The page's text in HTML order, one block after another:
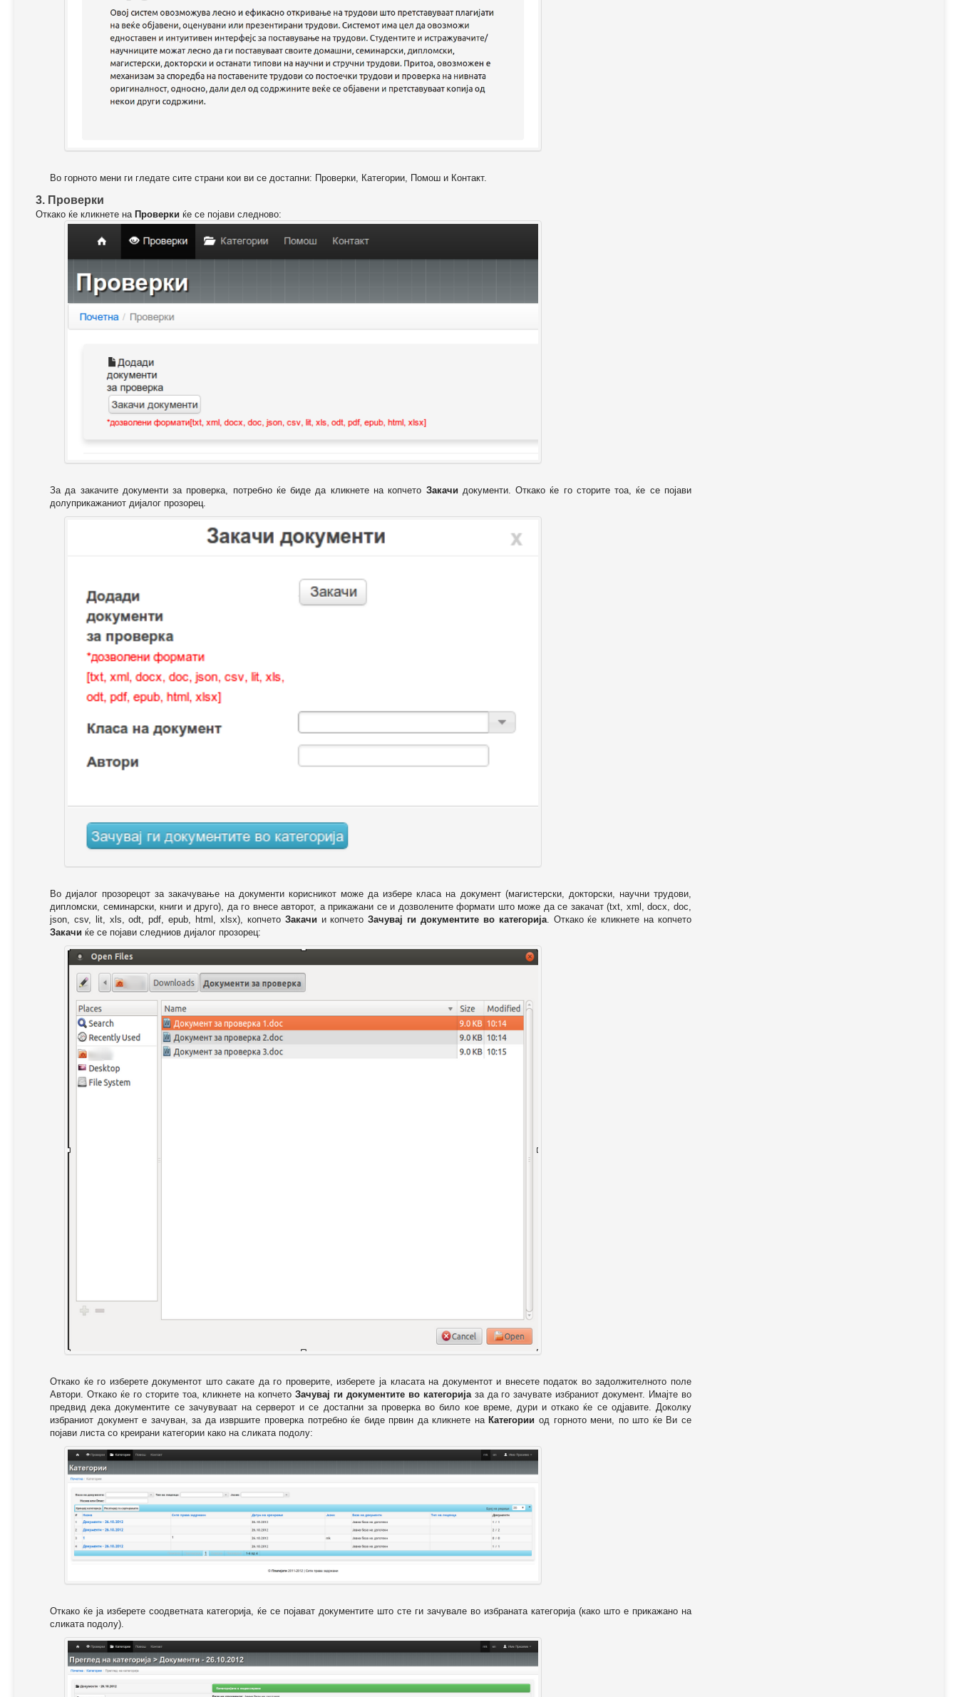
Во горното мени ги гледате сите страни кои ви се достапни: Проверки, Категории, Помош и Контакт.
3. Проверки
Откако ќе кликнете на Проверки ќе се појави следново:
За да закачите документи за проверка, потребно ќе биде да кликнете на копчето Закачи документи. Откако ќе го сторите тоа, ќе се појави
долуприкажаниот дијалог прозорец.
Во дијалог прозорецот за закачување на документи корисникот може да избере класа на документ (магистерски, докторски, научни трудови,
дипломски, семинарски, книги и друго), да го внесе авторот, а прикажани се и дозволените формати што може да се закачат (txt, xml, docx, doc,
json, csv, lit, xls, odt, pdf, epub, html, xlsx), копчето Закачи и копчетоЗачувај ги документите во категорија. Откако ќе кликнете на копчето
Закачи ќе се појави следниов дијалог прозорец:
Откако ќе го изберете документот што сакате да го проверите, изберете ја класата на документот и внесете податок во задолжителното поле
Автори. Откако ќе го сторите тоа, кликнете на копчетоЗачувај ги документите во категоријаза да го зачувате избраниот документ. Имајте во
предвид дека документите се зачувуваат на серверот и се достапни за проверка во било кое време, дури и откако ќе се одјавите. Доколку
избраниот документ е зачуван, за да извршите проверка потребно ќе биде првин да кликнете на Категории од горното мени, по што ќе Ви се
појави листа со креирани категории како на сликата подолу:
Откако ќе ја изберете соодветната категорија, ќе се појават документите што сте ги зачувале во избраната категорија (како што е прикажано на
сликата подолу).